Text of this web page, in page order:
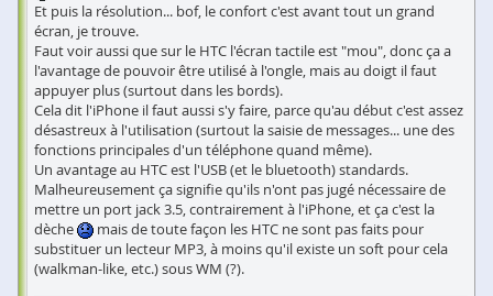
Et puis la résolution... bof, le confort c'est avant tout un grand
écran, je trouve.
Faut voir aussi que sur le HTC l'écran tactile est "mou", donc ça a
l'avantage de pouvoir être utilisé à l'ongle, mais au doigt il faut
appuyer plus (surtout dans les bords).
Cela dit l'iPhone il faut aussi s'y faire, parce qu'au début c'est assez
désastreux à l'utilisation (surtout la saisie de messages... une des
fonctions principales d'un téléphone quand même).
Un avantage au HTC est l'USB (et le bluetooth) standards.
Malheureusement ça signifie qu'ils n'ont pas jugé nécessaire de
mettre un port jack 3.5, contrairement à l'iPhone, et ça c'est la
dèche
mais de toute façon les HTC ne sont pas faits pour
substituer un lecteur MP3, à moins qu'il existe un soft pour cela
(walkman-like, etc.) sous WM (?).